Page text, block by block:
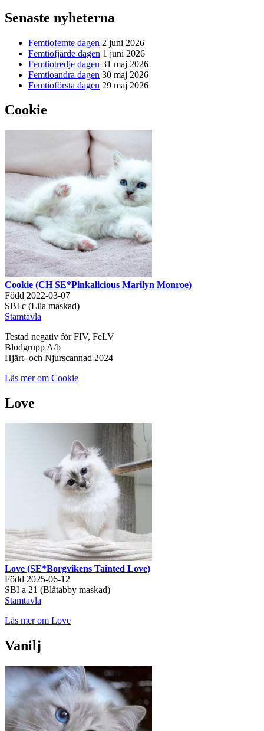
Senaste nyheterna
Femtiofemte dagen 2 juni 2026
Femtiofjärde dagen 1 juni 2026
Femtiotredje dagen 31 maj 2026
Femtioandra dagen 30 maj 2026
Femtioförsta dagen 29 maj 2026
Cookie
Cookie (CH SE*Pinkalicious Marilyn Monroe)
Född 2022-03-07
SBI c (Lila maskad)
Stamtavla
Testad negativ för FIV, FeLV
Blodgrupp A/b
Hjärt- och Njurscannad 2024
Läs mer om Cookie
Love
Love (SE*Borgvikens Tainted Love)
Född 2025-06-12
SBI a 21 (Blåtabby maskad)
Stamtavla
Läs mer om Love
Vanilj